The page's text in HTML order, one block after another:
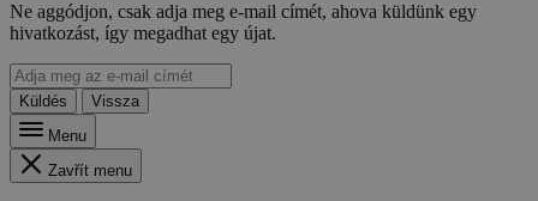
Ne aggódjon, csak adja meg e-mail címét, ahova küldünk egy
hivatkozást, így megadhat egy újat.
Küldés
Vissza
Menu
Zavřít menu